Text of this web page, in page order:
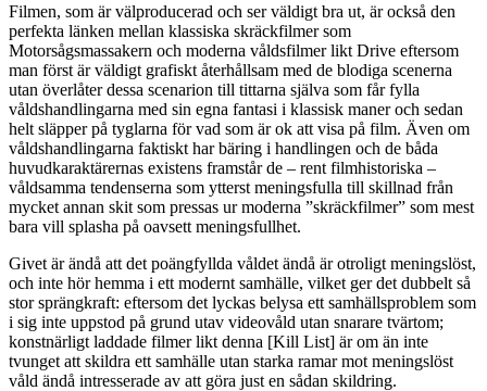
Filmen, som är välproducerad och ser väldigt bra ut, är också den
perfekta länken mellan klassiska skräckfilmer som
Motorsågsmassakern och moderna våldsfilmer likt Drive eftersom
man först är väldigt grafiskt återhållsam med de blodiga scenerna
utan överlåter dessa scenarion till tittarna själva som får fylla
våldshandlingarna med sin egna fantasi i klassisk maner och sedan
helt släpper på tyglarna för vad som är ok att visa på film. Även om
våldshandlingarna faktiskt har bäring i handlingen och de båda
huvudkaraktärernas existens framstår de – rent filmhistoriska –
våldsamma tendenserna som ytterst meningsfulla till skillnad från
mycket annan skit som pressas ur moderna ”skräckfilmer” som mest
bara vill splasha på oavsett meningsfullhet.
Givet är ändå att det poängfyllda våldet ändå är otroligt meningslöst,
och inte hör hemma i ett modernt samhälle, vilket ger det dubbelt så
stor sprängkraft: eftersom det lyckas belysa ett samhällsproblem som
i sig inte uppstod på grund utav videovåld utan snarare tvärtom;
konstnärligt laddade filmer likt denna [Kill List] är om än inte
tvunget att skildra ett samhälle utan starka ramar mot meningslöst
våld ändå intresserade av att göra just en sådan skildring.